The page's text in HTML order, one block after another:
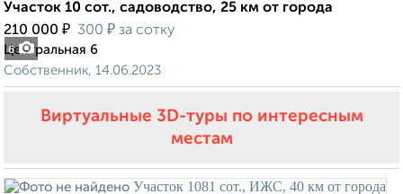
6
Участок 10 сот., садоводство, 25 км от города
210 000 ₽ 300 ₽ за сотку
Центральная 6
Собственник, 14.06.2023
Виртуальные 3D-туры по интересным
местам